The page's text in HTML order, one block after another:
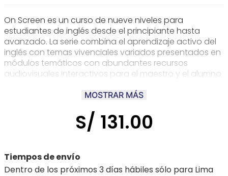
On Screen es un curso de nueve niveles para
estudiantes de inglés desde el principiante hasta
avanzado. La serie combina el aprendizaje activo del
inglés con temas vivenciales variados presentados en
módulos temáticos con abundantes recursos
audiovisuales interactivos para el maestro y el alumno
cualquiera de los exámenes internacionales en el
MOSTRAR MÁS
S/ 131.00
Tiempos de envío
Dentro de los próximos 3 días hábiles sólo para Lima